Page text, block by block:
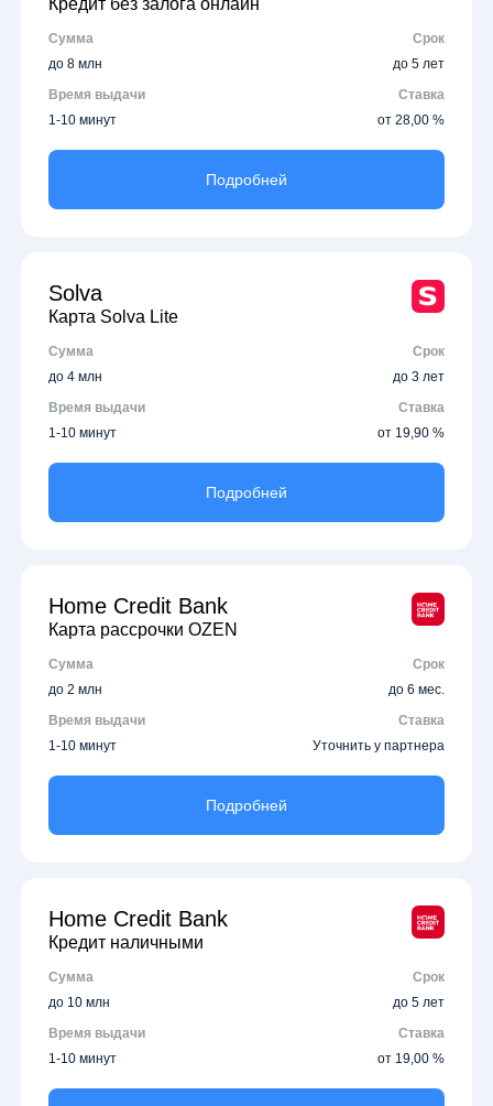
Кредит без залога онлайн
Сумма
Срок
до 8 млн
до 5 лет
Время выдачи
Ставка
1-10 минут
от 28,00 %
Подробней
Solva
Карта Solva Lite
Сумма
Срок
до 4 млн
до 3 лет
Время выдачи
Ставка
1-10 минут
от 19,90 %
Подробней
Home Credit Bank
Карта рассрочки OZEN
Сумма
Срок
до 2 млн
до 6 мес.
Время выдачи
Ставка
1-10 минут
Уточнить у партнера
Подробней
Home Credit Bank
Кредит наличными
Сумма
Срок
до 10 млн
до 5 лет
Время выдачи
Ставка
1-10 минут
от 19,00 %